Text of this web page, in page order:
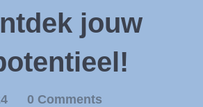
jouw
0 Comments